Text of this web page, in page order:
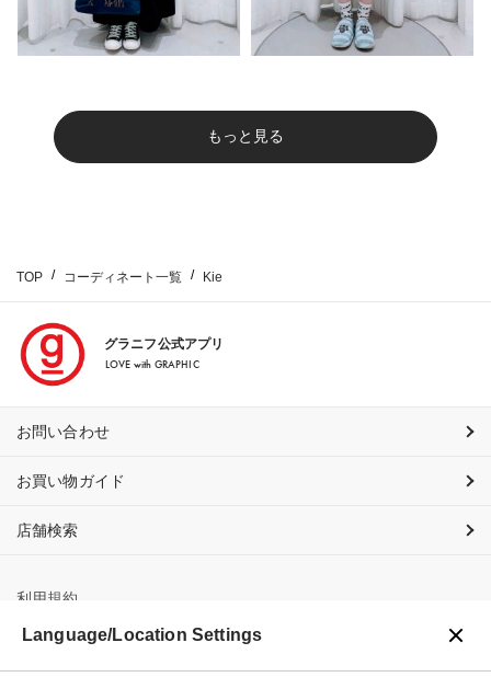
もっと見る
TOP コーディネート一覧 Kie
グラニフ公式アプリ
LOVE with GRAPHIC
お問い合わせ
お買い物ガイド
店舗検索
利用規約
プライバシーポリシー
Language/Location Settings